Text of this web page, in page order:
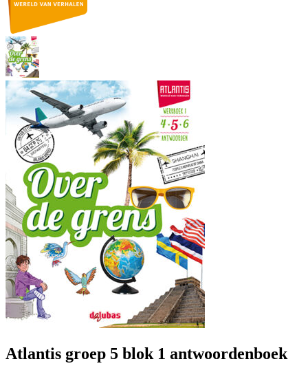
Atlantis groep 5 blok 1 antwoordenboek